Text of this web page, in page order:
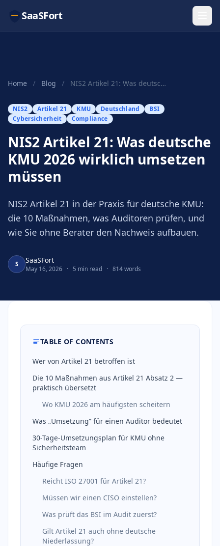
SaaSFort
Home / Blog / NIS2 Artikel 21: Was deutsche KMU 2026 wirklich...
NIS2 Artikel 21 KMU Deutschland
BSI
Cybersicherheit
Compliance
NIS2 Artikel 21: Was deutsche
KMU 2026 wirklich umsetzen
müssen
NIS2 Artikel 21 in der Praxis für deutsche KMU:
die 10 Maßnahmen, was Auditoren prüfen, und
wie Sie ohne Berater den Nachweis aufbauen.
S SaaSFort
May 16, 2026 · 5 min read · 814 words
TABLE OF CONTENTS
Wer von Artikel 21 betroffen ist
Die 10 Maßnahmen aus Artikel 21 Absatz 2 —
praktisch übersetzt
Wo KMU 2026 am häufigsten scheitern
Was „Umsetzung” für einen Auditor bedeutet
30-Tage-Umsetzungsplan für KMU ohne
Sicherheitsteam
Häufige Fragen
Reicht ISO 27001 für Artikel 21?
Müssen wir einen CISO einstellen?
Was prüft das BSI im Audit zuerst?
Gilt Artikel 21 auch ohne deutsche
Niederlassung?